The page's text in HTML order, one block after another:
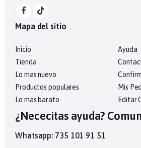
Mapa del sitio
Inicio
Tienda
Lo mas nuevo
Productos populares
Lo mas barato
Ayuda
Mis
Editar
¿Nececitas ayuda?
Whatsapp: 735 101 91 51